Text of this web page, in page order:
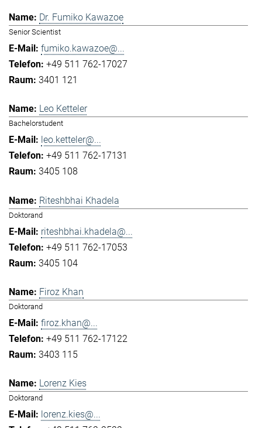
Dr. Fumiko Kawazoe
Senior Scientist
fumiko.kawazoe@...
+49 511 762-17027
3401 121
Leo Ketteler
Bachelorstudent
leo.ketteler@...
+49 511 762-17131
3405 108
Riteshbhai Khadela
Doktorand
riteshbhai.khadela@...
+49 511 762-17053
3405 104
Firoz Khan
Doktorand
firoz.khan@...
+49 511 762-17122
3403 115
Lorenz Kies
Doktorand
lorenz.kies@...